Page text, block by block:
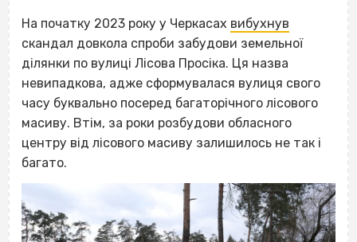
На початку 2023 року у Черкасах вибухнув
скандал довкола спроби забудови земельної
ділянки по вулиці Лісова Просіка. Ця назва
невипадкова, адже сформувалася вулиця свого
часу буквально посеред багаторічного лісового
масиву. Втім, за роки розбудови обласного
центру від лісового масиву залишилось не так і
багато.